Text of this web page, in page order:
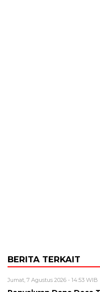
BERITA TERKAIT
Jumat, 7 Agustus 2026 - 14:53 WIB